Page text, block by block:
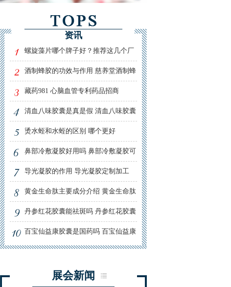
资讯
螺旋藻片哪个牌子好？推荐这几个厂
家的螺旋藻片！
酒制蜂胶的功效与作用 慈养堂酒制蜂
胶全国招商
藏药981 心脑血管专利药品招商
清血八味胶囊是真是假 清血八味胶囊
能治高血压吗
烫水蛭和水蛭的区别 哪个更好
鼻部冷敷凝胶好用吗 鼻部冷敷凝胶可
以长期使用吗
导光凝胶的作用 导光凝胶定制加工
黄金生命肽主要成分介绍 黄金生命肽
火爆招商
丹参红花胶囊能祛斑吗 丹参红花胶囊
的作用喝功效
百宝仙益康胶囊是国药吗 百宝仙益康
胶囊价格是多少
展会新闻